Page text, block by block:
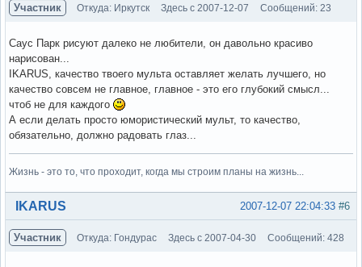
Участник Откуда: Иркутск Здесь с 2007-12-07 Сообщений: 23
Саус Парк рисуют далеко не любители, он давольно красиво
нарисован...
IKARUS, качество твоего мульта оставляет желать лучшего, но
качество совсем не главное, главное - это его глубокий смысл...
чтоб не для каждого
А если делать просто юмористический мульт, то качество,
обязательно, должно радовать глаз...
Жизнь - это то, что проходит, когда мы строим планы на жизнь...
Вне форума #6
2007-12-07 22:04:33
IKARUS
Участник Откуда: Гондурас Здесь с 2007-04-30 Сообщений: 428